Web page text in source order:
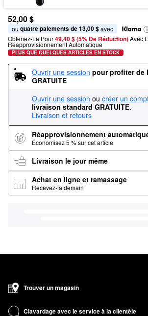
52,00 $
ou quatre paiements de 13,00 $ avec
Obtenez-Le Pour49,40 $ (5% De Réduction) Avec
Réapprovisionnement Automatique
PLUS QUE QUELQUES ARTICLES EN STOCK
Ouvrir une session pour profiter de
GRATUITE
Ouvrir une session ou créer un
livraison standard GRATUITE.
Livraison et retours
Réapprovisionnement
Économisez 5 % sur cet article
Livraison le jour même
Achat en ligne et ramassage
Recevez-la demain
Trouver un magasin
Clavardage avec le service à la clientèle